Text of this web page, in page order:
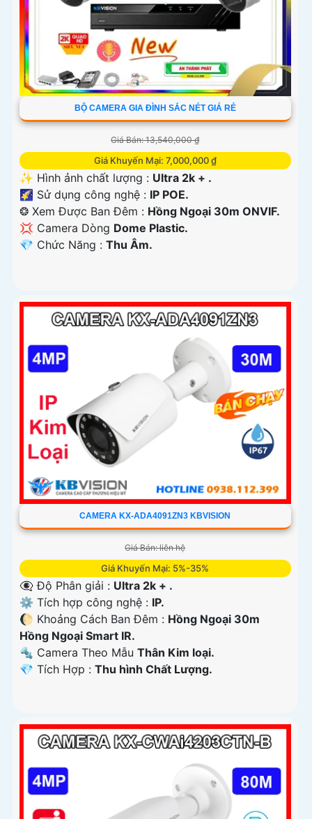
BỘ CAMERA GIA ĐÌNH SẮC NÉT GIÁ RẺ
Giá Bán: 13,540,000 ₫
Giá Khuyến Mại: 7,000,000 ₫
✨ Hình ảnh chất lượng : Ultra 2k + .
🌠 Sử dụng công nghệ : IP POE.
❂ Xem Được Ban Đêm : Hồng Ngoại 30m ONVIF.
💢 Camera Dòng Dome Plastic.
️💎 Chức Năng : Thu Âm.
CAMERA KX-ADA4091ZN3 KBVISION
Giá Bán: liên hệ
Giá Khuyến Mại: 5%-35%
👁️‍🗨 Độ Phân giải : Ultra 2k + .
⚙ Tích hợp công nghệ : IP.
🌔 Khoảng Cách Ban Đêm : Hồng Ngoại 30m
Hồng Ngoại Smart IR.
🔩 Camera Theo Mẫu Thân Kim loại.
️💎 Tích Hợp : Thu hình Chất Lượng.